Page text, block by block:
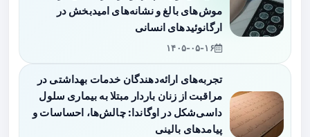
موش‌های بالغ و نشانه‌های امیدبخش در
ارگانوئیدهای انسانی
۱۴۰۵-۰۵-۱۶
تجربه‌های ارائه‌دهندگان خدمات بهداشتی در
مراقبت از زنان باردار مبتلا به بیماری سلول
داسی‌شکل در اوگاندا: چالش‌ها، احساسات و
پیامدهای بالینی